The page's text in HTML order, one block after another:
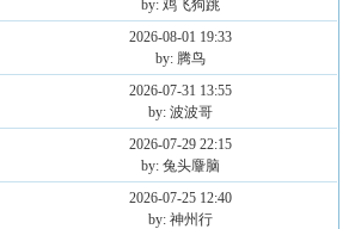
by: 鸡飞狗跳
2026-08-01 19:33
by: 腾鸟
2026-07-31 13:55
by: 波波哥
2026-07-29 22:15
by: 兔头麞脑
2026-07-25 12:40
by: 神州行